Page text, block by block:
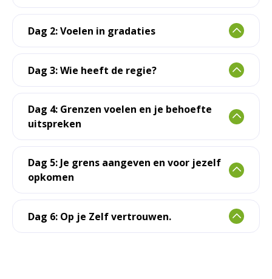
Dag 2: Voelen in gradaties
Dag 3: Wie heeft de regie?
Dag 4: Grenzen voelen en je behoefte
uitspreken
Dag 5: Je grens aangeven en voor jezelf
opkomen
Dag 6: Op je Zelf vertrouwen.